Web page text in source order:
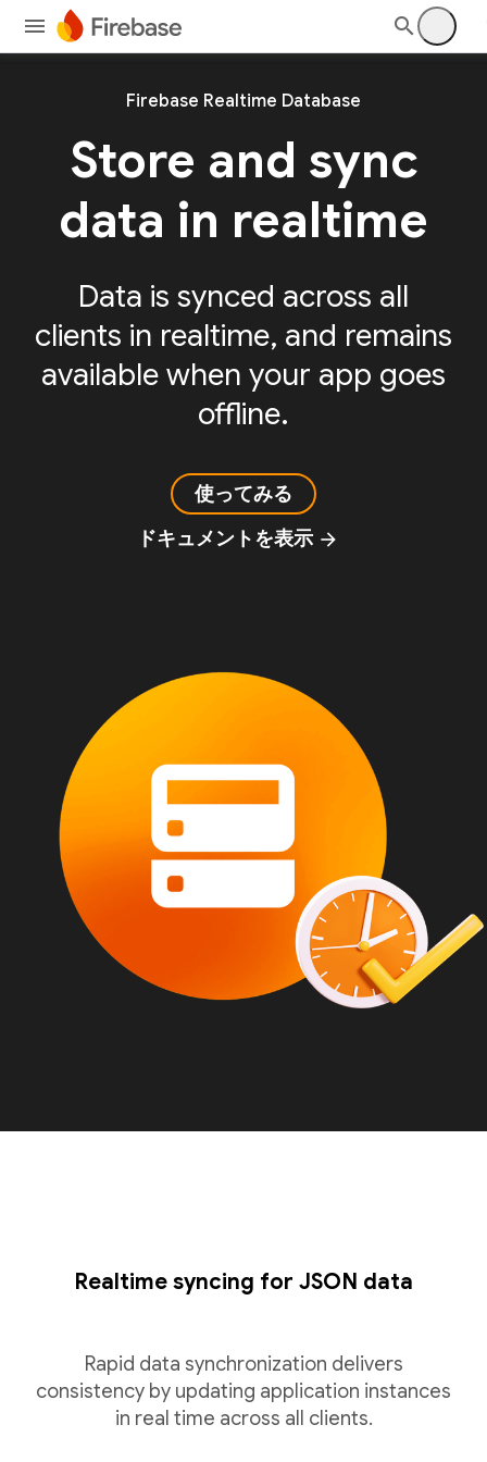
Firebase Realtime Database
Store and sync
data in realtime
Data is synced across all
clients in realtime, and remains
available when your app goes
offline.
使ってみる
ドキュメントを表示 arrow_forward
Realtime syncing for JSON data
Rapid data synchronization delivers
consistency by updating application instances
in real time across all clients.